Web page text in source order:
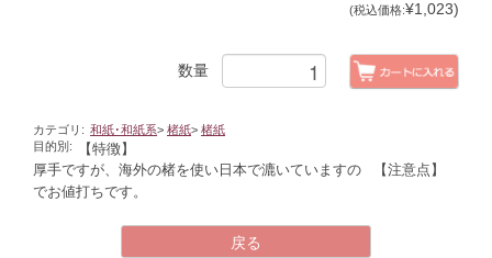
(税込価格:¥1,023)
数量
カテゴリ: 和紙･和紙系> 楮紙> 楮紙
目的別:
【特徴】
厚手ですが、海外の楮を使い日本で漉いていますの
でお値打ちです。
【注意点】